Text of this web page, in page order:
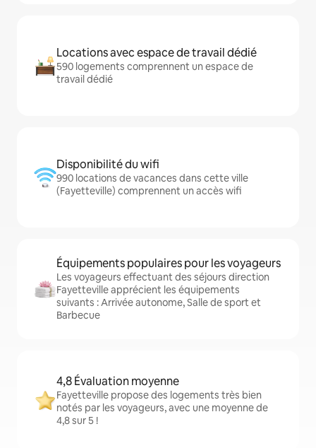
Locations avec espace de travail dédié
590 logements comprennent un espace de
travail dédié
Disponibilité du wifi
990 locations de vacances dans cette ville
(Fayetteville) comprennent un accès wifi
Équipements populaires pour les voyageurs
Les voyageurs effectuant des séjours direction
Fayetteville apprécient les équipements
suivants : Arrivée autonome, Salle de sport et
Barbecue
4,8 Évaluation moyenne
Fayetteville propose des logements très bien
notés par les voyageurs, avec une moyenne de
4,8 sur 5 !